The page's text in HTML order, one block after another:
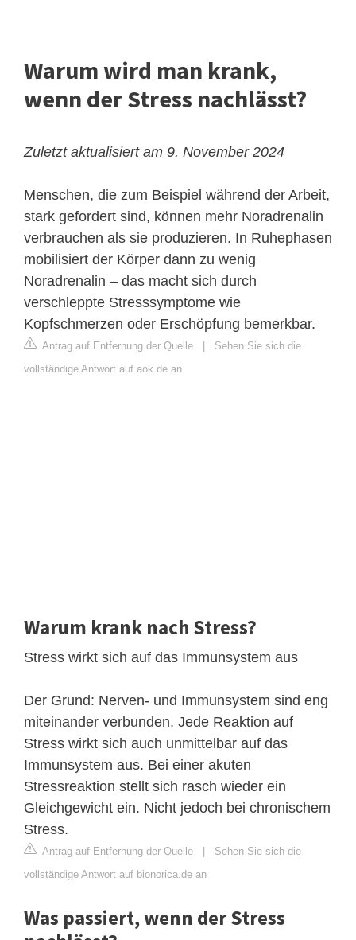
Warum wird man krank,
wenn der Stress nachlässt?
Zuletzt aktualisiert am 9. November 2024
Menschen, die zum Beispiel während der Arbeit,
stark gefordert sind, können mehr Noradrenalin
verbrauchen als sie produzieren. In Ruhephasen
mobilisiert der Körper dann zu wenig
Noradrenalin – das macht sich durch
verschleppte Stresssymptome wie
Kopfschmerzen oder Erschöpfung bemerkbar.
Antrag auf Entfernung der Quelle
Sehen Sie sich die
vollständige Antwort auf aok.de an
Warum krank nach Stress?
Stress wirkt sich auf das Immunsystem aus
Der Grund: Nerven- und Immunsystem sind eng
miteinander verbunden. Jede Reaktion auf
Stress wirkt sich auch unmittelbar auf das
Immunsystem aus. Bei einer akuten
Stressreaktion stellt sich rasch wieder ein
Gleichgewicht ein. Nicht jedoch bei chronischem
Stress.
Antrag auf Entfernung der Quelle
Sehen Sie sich die
vollständige Antwort auf bionorica.de an
Was passiert, wenn der Stress